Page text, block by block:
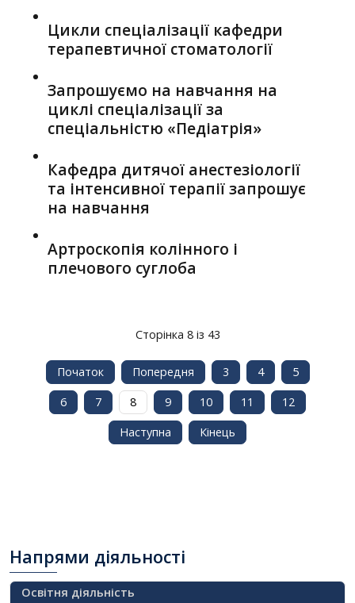
Цикли спеціалізації кафедри
терапевтичної стоматології
Запрошуємо на навчання на
циклі спеціалізації за
спеціальністю «Педіатрія»
Кафедра дитячої анестезіології
та інтенсивної терапії запрошує
на навчання
Артроскопія колінного і
плечового суглоба
Сторінка 8 із 43
Початок Попередня 3 4
5
6
7 8 9 10 11
12
Наступна
Кінець
Напрями діяльності
Освітня діяльність